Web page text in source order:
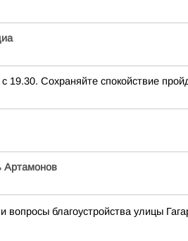
Сохраняйте спокойствие
Артамонов
благоустройства улицы